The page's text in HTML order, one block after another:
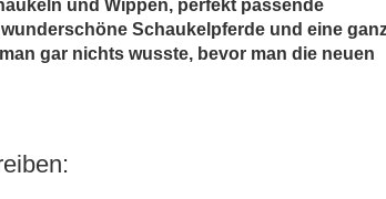
und Wippen, perfekt passende
Schaukelpferde und eine
gar nichts wusste, bevor man die neuen